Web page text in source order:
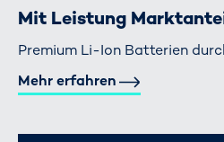
Mit Leistung
Premium Li-Ion Batterien
Mehr erfahren